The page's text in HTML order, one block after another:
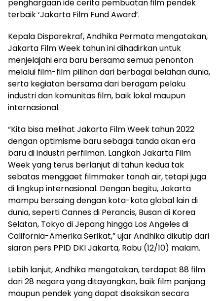
penghargaan ide cerita pembuatan film pendek
terbaik ‘Jakarta Film Fund Award’.
Kepala Disparekraf, Andhika Permata mengatakan,
Jakarta Film Week tahun ini dihadirkan untuk
menjelajahi era baru bersama semua penonton
melalui film-film pilihan dari berbagai belahan dunia,
serta kegiatan bersama dari beragam pelaku
industri dan komunitas film, baik lokal maupun
internasional.
“Kita bisa melihat Jakarta Film Week tahun 2022
dengan optimisme baru sebagai tanda akan era
baru di industri perfilman. Langkah Jakarta Film
Week yang terus berlanjut di tahun kedua tak
sebatas menggaet filmmaker tanah air, tetapi juga
di lingkup internasional. Dengan begitu, Jakarta
mampu bersaing dengan kota-kota global lain di
dunia, seperti Cannes di Perancis, Busan di Korea
Selatan, Tokyo di Jepang hingga Los Angeles di
California-Amerika Serikat,” ujar Andhika dikutip dari
siaran pers PPID DKI Jakarta, Rabu (12/10) malam.
Lebih lanjut, Andhika mengatakan, terdapat 88 film
dari 28 negara yang ditayangkan, baik film panjang
maupun pendek yang dapat disaksikan secara